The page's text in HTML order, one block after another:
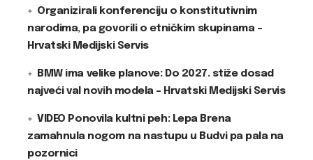
Organizirali konferenciju o konstitutivnim
narodima, pa govorili o etničkim skupinama –
Hrvatski Medijski Servis
BMW ima velike planove: Do 2027. stiže dosad
najveći val novih modela – Hrvatski Medijski Servis
VIDEO Ponovila kultni peh: Lepa Brena
zamahnula nogom na nastupu u Budvi pa pala na
pozornici